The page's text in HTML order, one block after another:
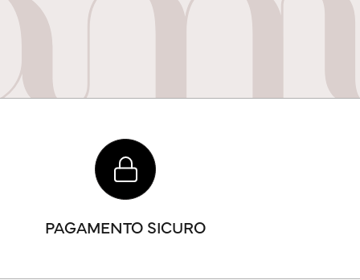
PAGAMENTO SICURO